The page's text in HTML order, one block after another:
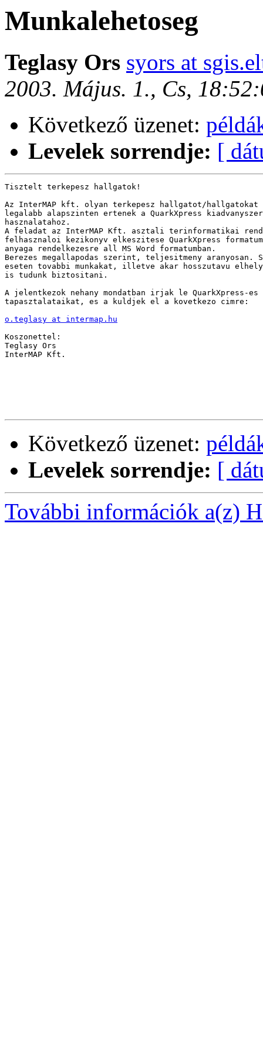
Munkalehetoseg
Teglasy Ors syors at
2003. Május. 1., Cs,
Következő üzenet:
Levelek sorrendje: [
Tisztelt terkepesz hallgatok!
Az InterMAP kft. olyan terkepesz hallgatot/hallgatokat
legalabb alapszinten ertenek a QuarkXpress
hasznalatahoz.
A feladat az InterMAP Kft. asztali terinformatikai
felhasznaloi kezikonyv elkeszitese QuarkXpress
anyaga rendelkezesre all MS Word formatumban.
Berezes megallapodas szerint, teljesitmeny aranyosan.
eseten tovabbi munkakat, illetve akar hosszutavu
is tudunk biztositani.
A jelentkezok nehany mondatban irjak le QuarkXpress-es
tapasztalataikat, es a kuldjek el a kovetkezo cimre:
o.teglasy at intermap.hu
Koszonettel:
Teglasy Ors
InterMAP Kft.
Következő üzenet:
Levelek sorrendje: [
További információk a(z)